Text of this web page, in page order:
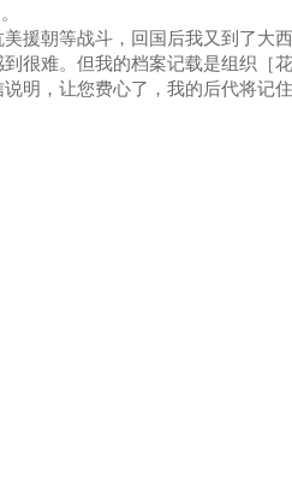
朝等战斗，回国后我又到了大
很难。但我的档案记载是组织［
明，让您费心了，我的后代将记住